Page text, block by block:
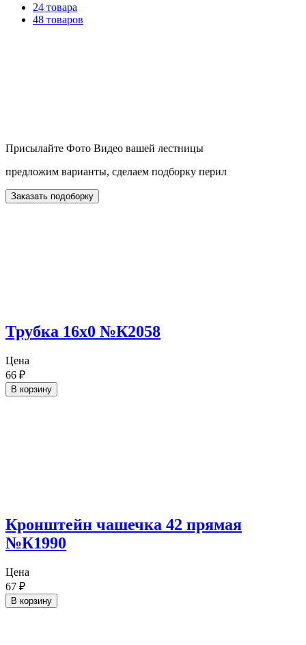
24 товара
48 товаров
Присылайте Фото Видео вашей лестницы
предложим варианты, сделаем подборку перил
Заказать подоборку
Трубка 16х0 №К2058
Цена
66 ₽
В корзину
Кронштейн чашечка 42 прямая
№К1990
Цена
67 ₽
В корзину